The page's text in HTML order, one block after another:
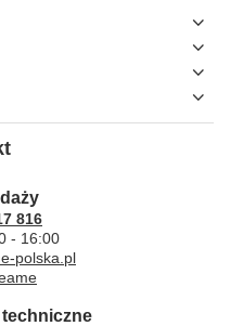
816
- 16:00
polska.pl